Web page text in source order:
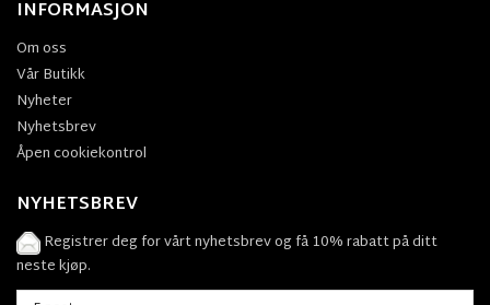
INFORMASJON
Om oss
Vår Butikk
Nyheter
Nyhetsbrev
Åpen cookiekontrol
NYHETSBREV
Registrer deg for vårt nyhetsbrev og få 10% rabatt på ditt
neste kjøp.